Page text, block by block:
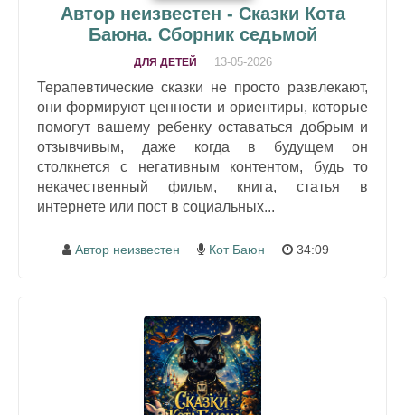
Автор неизвестен - Сказки Кота
Баюна. Сборник седьмой
ДЛЯ ДЕТЕЙ 13-05-2026
Терапевтические сказки не просто развлекают,
они формируют ценности и ориентиры, которые
помогут вашему ребенку оставаться добрым и
отзывчивым, даже когда в будущем он
столкнется с негативным контентом, будь то
некачественный фильм, книга, статья в
интернете или пост в социальных...
Автор неизвестен Кот Баюн 34:09